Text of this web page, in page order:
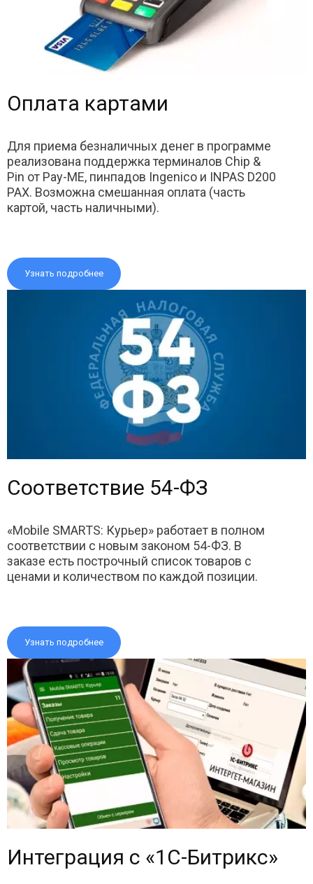
Оплата картами
Для приема безналичных денег в программе
реализована поддержка терминалов Chip &
Pin от Pay-ME, пинпадов Ingenico и INPAS D200
PAX. Возможна смешанная оплата (часть
картой, часть наличными).
Узнать подробнее
Соответствие 54-ФЗ
«Mobile SMARTS: Курьер» работает в полном
соответствии с новым законом 54-ФЗ. В
заказе есть построчный список товаров с
ценами и количеством по каждой позиции.
Узнать подробнее
Интеграция с «1С-Битрикс»